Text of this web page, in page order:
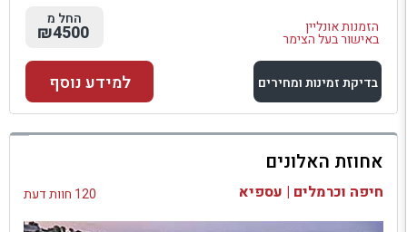
הזמנות אונליין
באישור בעל הצימר
החל מ
₪4500
בדיקת זמינות ומחירים
למתחם זה
בדיקת זמינות ומחירים
למידע נוסף
אחוזת האלונים
חיפה וכרמלים | עספיא 120 חוות דעת